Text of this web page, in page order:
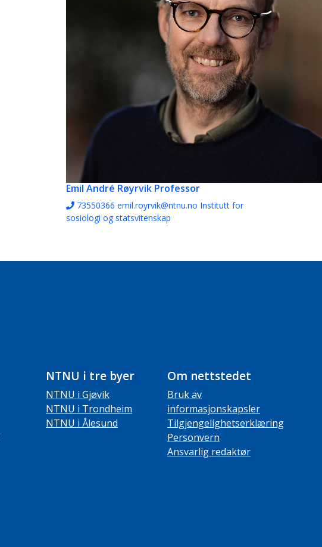
Emil André Røyrvik Professor
73550366 emil.royrvik@ntnu.no Institutt for
sosiologi og statsvitenskap
NTNU i tre byer
NTNU i Gjøvik
NTNU i Trondheim
NTNU i Ålesund
Om nettstedet
Bruk av
informasjonskapsler
Tilgjengelighetserklæring
Personvern
Ansvarlig redaktør